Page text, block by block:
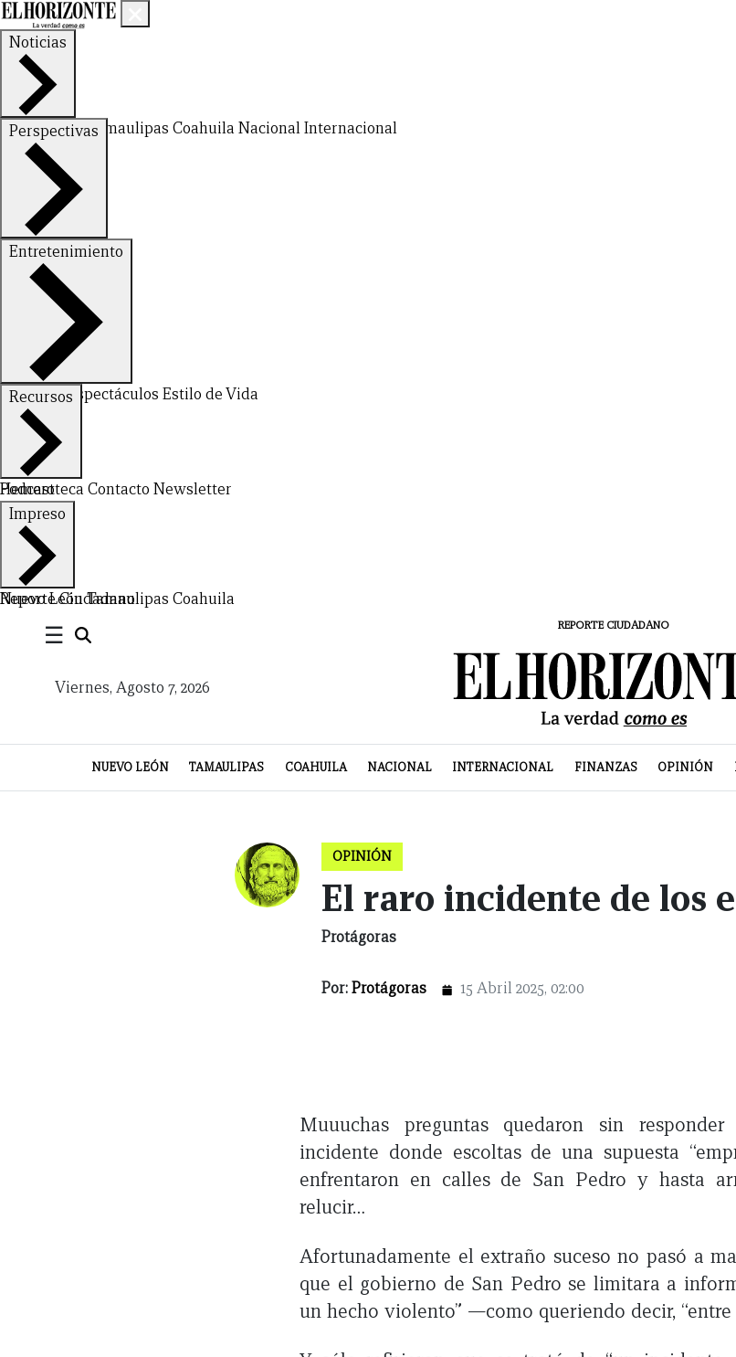
Noticias
Nuevo LeónTamaulipas Coahuila NacionalInternacional
Perspectivas
FinanzasOpinión
Entretenimiento
DeportesEspectáculos Estilo de Vida
Recursos
Hemeroteca Contacto Newsletter
Podcast
Impreso
Nuevo LeónTamaulipas Coahuila
Reporte Ciudadano
☰ REPORTE CIUDADANO
Viernes, Agosto 7, 2026
NUEVO LEÓN TAMAULIPAS COAHUILA NACIONAL INTERNACIONAL FINANZAS OPINIÓN
CERRAR
LEÓN
VIDA
OPINIÓN
El raro incidente de los
Protágoras
Por:Protágoras 15 Abril 2025, 02:00
Muuuchas preguntas quedaron sin
incidente donde escoltas de una supuesta
enfrentaron en calles de San Pedro y hasta
relucir…
Afortunadamente el extraño suceso no pasó a
que el gobierno de San Pedro se limitara a
un hecho violento” —como queriendo decir,